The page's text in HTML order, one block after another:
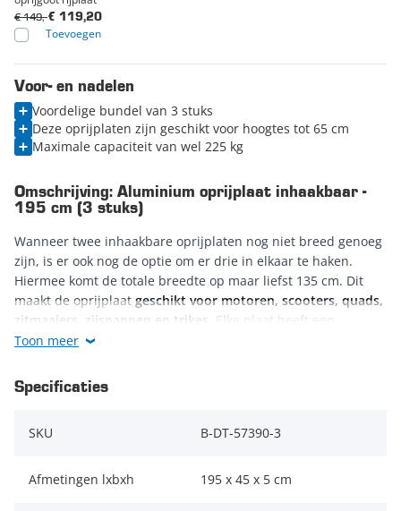
€ 119,20
€ 149,-
Toevoegen
Voor- en nadelen
Voordelige bundel van 3 stuks
Deze oprijplaten zijn geschikt voor hoogtes tot 65 cm
Maximale capaciteit van wel 225 kg
Omschrijving: Aluminium oprijplaat inhaakbaar -
195 cm (3 stuks)
Wanneer twee inhaakbare oprijplaten nog niet breed genoeg
zijn, is er ook nog de optie om er drie in elkaar te haken.
Hiermee komt de totale breedte op maar liefst 135 cm. Dit
maakt de oprijplaat geschikt voor motoren, scooters, quads,
zitmaaiers, zijspannen en trikes
. Elke plaat heeft een
maximum capaciteit van 225 kg
Naast dat de platen in elkaar te haken zijn, zijn ze natuurlijk
cm lange oprijplank multifunctioneel. De oprijplaten zijn
profiel . Naast de 10 cm overlap aan het uiteinde van de
Toon meer
Specificaties
SKU B-DT-57390-3
Afmetingen lxbxh 195 x 45 x 5 cm